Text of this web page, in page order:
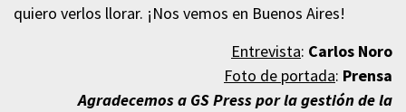
quiero verlos llorar. ¡Nos vemos en Buenos Aires!
Entrevista: Carlos Noro
Foto de portada: Prensa
Agradecemos a GS Press por la gestión de la